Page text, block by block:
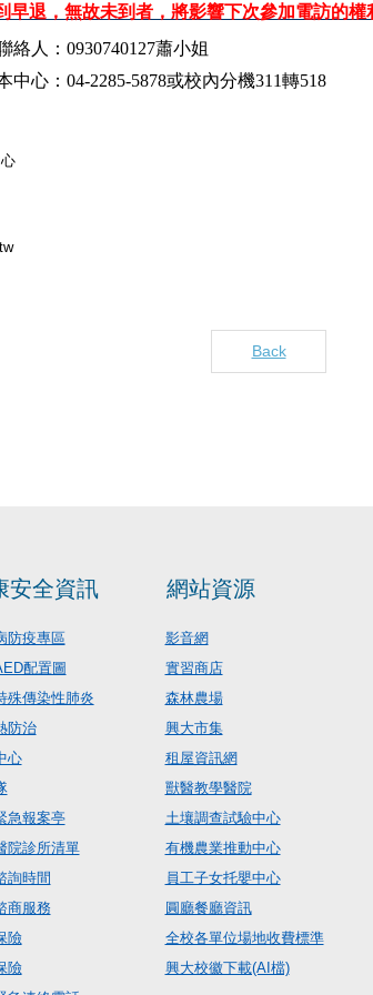
早退，無故未到者，將影響下次參加電訪的權
絡人： 0930740127蕭小姐
中心： 04-2285-5878或校內分機311轉518
Back
安全資訊
防疫專區
配置圖
殊傳染性肺炎
防治
心
急報案亭
院診所清單
詢時間
商服務
險
險
網站資源
影音網
實習商店
森林農場
興大市集
租屋資訊網
獸醫教學醫院
土壤調查試驗中心
有機農業推動中心
員工子女托嬰中心
圓廳餐廳資訊
全校各單位場地收費標準
興大校徽下載(AI檔)